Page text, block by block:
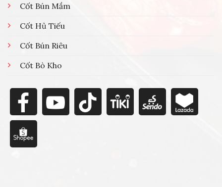
Cốt Bún Mắm
Cốt Hủ Tiếu
Cốt Bún Riêu
Cốt Bò Kho